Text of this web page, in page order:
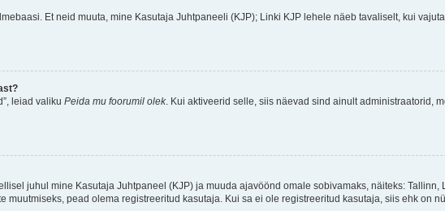
Et neid muuta, mine Kasutaja Juhtpaneeli (KJP); Linki KJP lehele näeb tavaliselt, kui
leiad valiku Peida mu foorumil olek. Kui aktiveerid selle, siis näevad sind ainult administraatorid,
juhul mine Kasutaja Juhtpaneel (KJP) ja muuda ajavöönd omale sobivamaks, näiteks: Tallinn,
pead olema registreeritud kasutaja. Kui sa ei ole registreeritud kasutaja, siis ehk on